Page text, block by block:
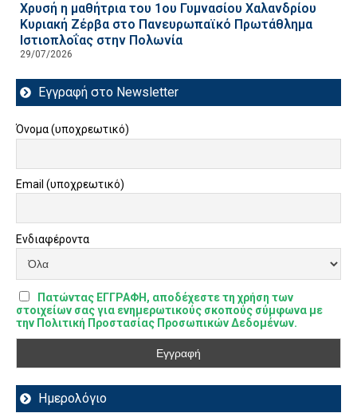
Χρυσή η μαθήτρια του 1ου Γυμνασίου Χαλανδρίου
Κυριακή Ζέρβα στο Πανευρωπαϊκό Πρωτάθλημα
Ιστιοπλοΐας στην Πολωνία
29/07/2026
Εγγραφή στο Newsletter
Όνομα (υποχρεωτικό)
Email (υποχρεωτικό)
Ενδιαφέροντα
Πατώντας ΕΓΓΡΑΦΗ, αποδέχεστε τη χρήση των
στοιχείων σας για ενημερωτικούς σκοπούς σύμφωνα με
την Πολιτική Προστασίας Προσωπικών Δεδομένων.
Ημερολόγιο